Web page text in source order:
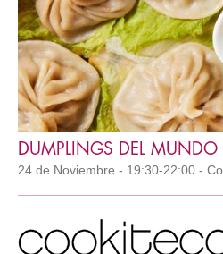
DUMPLINGS DEL MUNDO
24 de Noviembre - 19:30-22:00 -